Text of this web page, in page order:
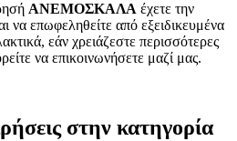
ΑΝΕΜΟΣΚΑΛΑ έχετε την
να επωφεληθείτε από εξειδικευμένα
εάν χρειάζεστε περισσότερες
να επικοινωνήσετε μαζί μας.
στην κατηγορία